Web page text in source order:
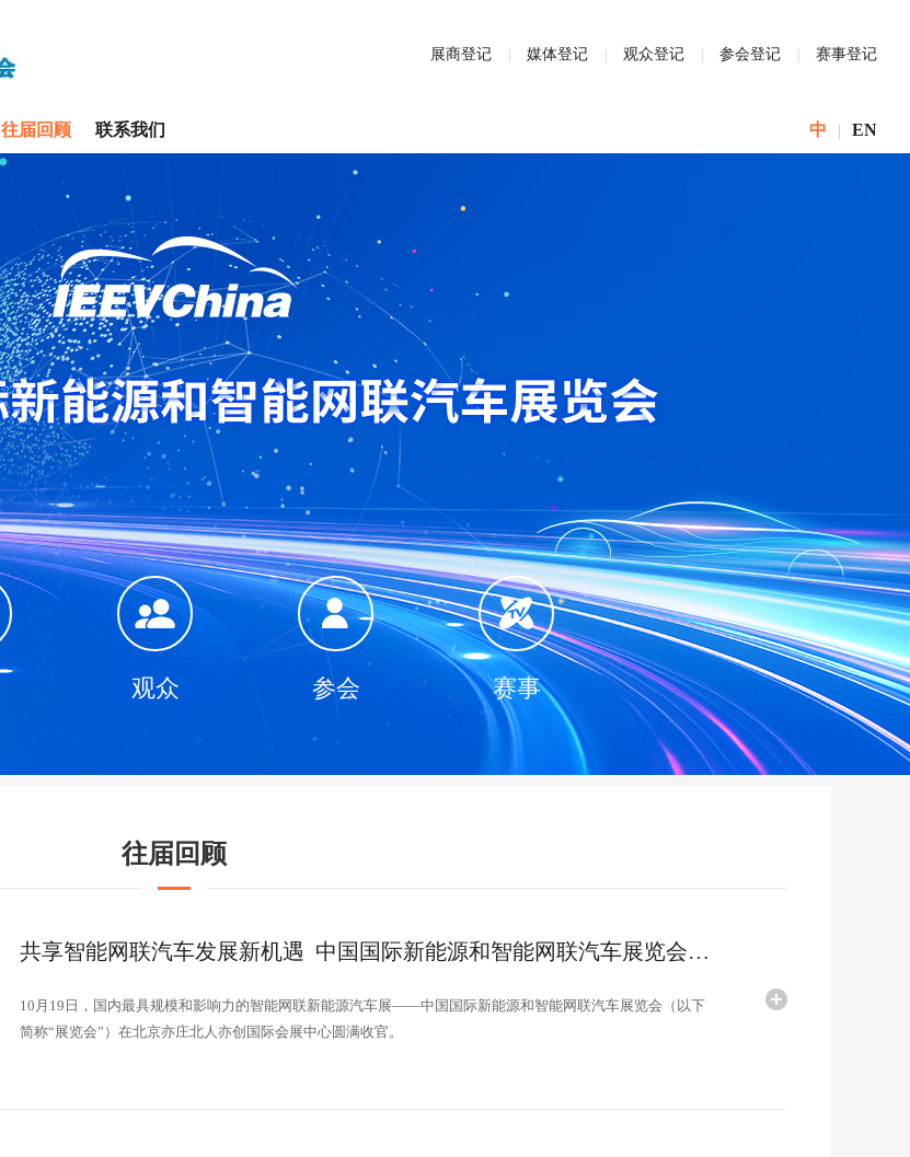
展商登记 媒体登记 观众登记 参会登记 赛事登记
往届回顾 联系我们 中 | EN
观众 参会 赛事
往届回顾
共享智能网联汽车发展新机遇 中国国际新能源和智能网联汽车展览会在北京亦庄圆满收官
10月19日，国内最具规模和影响力的智能网联新能源汽车展——中国国际新能源和智能网联汽车展览会（以下
简称“展览会”）在北京亦庄北人亦创国际会展中心圆满收官。